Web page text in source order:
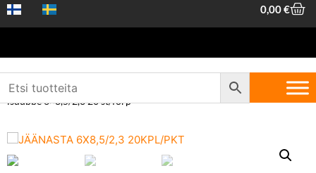
0,00€
Hem /Trädgård och skog Broddar
/ BestGrip
isdubbe 6×8,5/2,3 20 st/förp